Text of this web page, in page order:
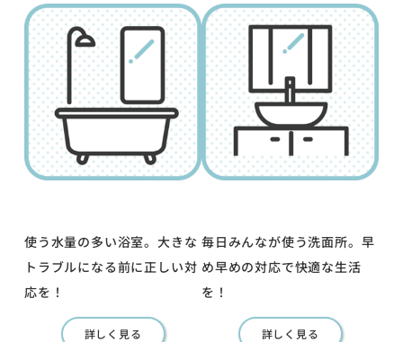
使う水量の多い浴室。大きな
トラブルになる前に正しい対
応を！
詳しく見る
毎日みんなが使う洗面所。早
め早めの対応で快適な生活
を！
詳しく見る